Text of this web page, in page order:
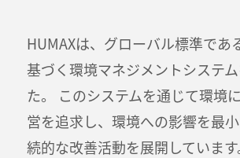
HUMAXは、グローバル標準であ
基づく環境マネジメントシステ
た。 このシステムを通じて環境
営を追求し、環境への影響を最
続的な改善活動を展開しています